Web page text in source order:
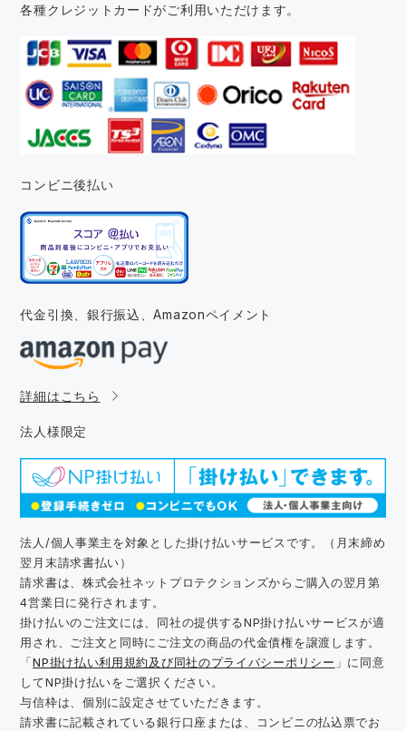
各種クレジットカードがご利用いただけます。
コンビニ後払い
代金引換、銀行振込、Amazonペイメント
詳細はこちら
法人様限定
法人/個人事業主を対象とした掛け払いサービスです。（月末締め
翌月末請求書払い）
請求書は、株式会社ネットプロテクションズからご購入の翌月第
4営業日に発行されます。
掛け払いのご注文には、同社の提供するNP掛け払いサービスが適
用され、ご注文と同時にご注文の商品の代金債権を譲渡します。
「NP掛け払い利用規約及び同社のプライバシーポリシー 」に同意
してNP掛け払いをご選択ください。
与信枠は、個別に設定させていただきます。
請求書に記載されている銀行口座または、コンビニの払込票でお